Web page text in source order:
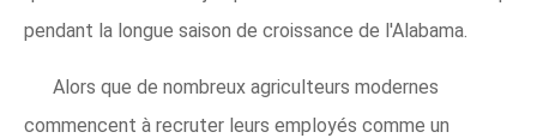
pendant la longue saison de croissance de l'Alabama.
Alors que de nombreux agriculteurs modernes
commencent à recruter leurs employés comme un